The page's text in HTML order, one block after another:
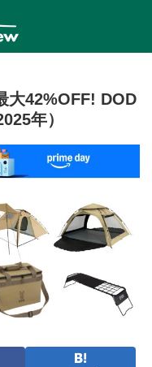
大42%OFF! DOD
年）